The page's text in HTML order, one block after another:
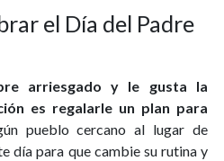
el Día del Padre
arriesgado y le gusta la
es regalarle un plan para
pueblo cercano al lugar de
día para que cambie su rutina y